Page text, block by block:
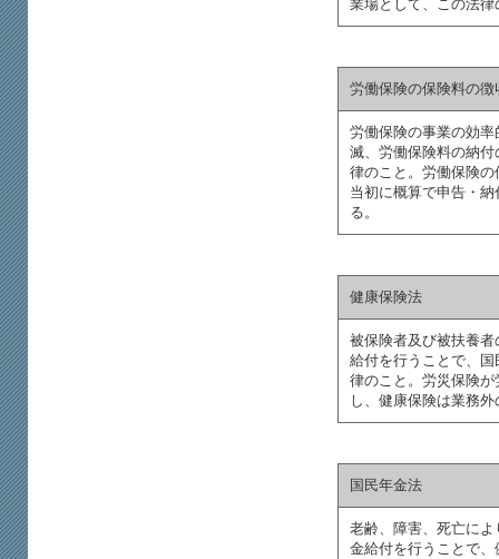
業場として、この法
労働保険の保険料の
労働保険の事業の効
滅、労働保険料の納
律のこと。労働保険
当初に概算で申告・
る。
健康保険法
被保険者及び被扶養
給付を行うことで、
律のこと。労災保険
し、健康保険は業務
国民年金法
老齢、障害、死亡に
金給付を行うことで